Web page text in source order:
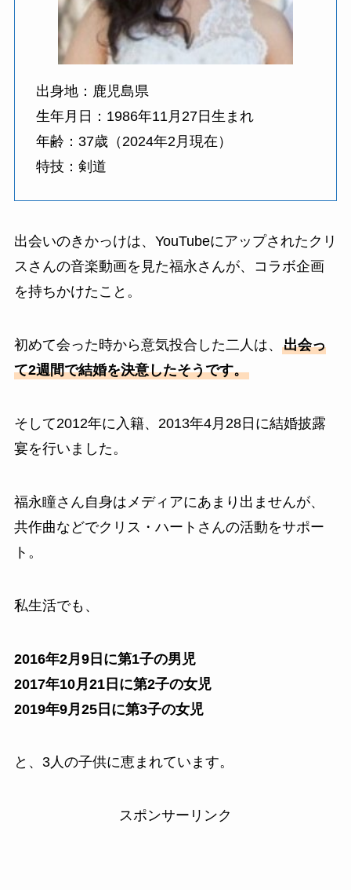
出身地：鹿児島県
生年月日：1986年11月27日生まれ
年齢：37歳（2024年2月現在）
特技：剣道
出会いのきかっけは、YouTubeにアップされたクリ
スさんの音楽動画を見た福永さんが、コラボ企画
を持ちかけたこと。
初めて会った時から意気投合した二人は、 出会っ
て2週間で結婚を決意したそうです。
そして2012年に入籍、2013年4月28日に結婚披露
宴を行いました。
福永瞳さん自身はメディアにあまり出ませんが、
共作曲などでクリス・ハートさんの活動をサポー
ト。
私生活でも、
2016年2月9日に第1子の男児
2017年10月21日に第2子の女児
2019年9月25日に第3子の女児
と、3人の子供に恵まれています。
スポンサーリンク